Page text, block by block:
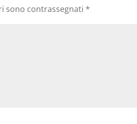
sono contrassegnati *